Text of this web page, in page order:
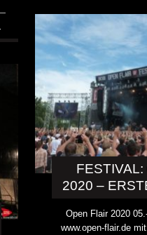
2020 –
Open Flair 2020
www.open-flair.de